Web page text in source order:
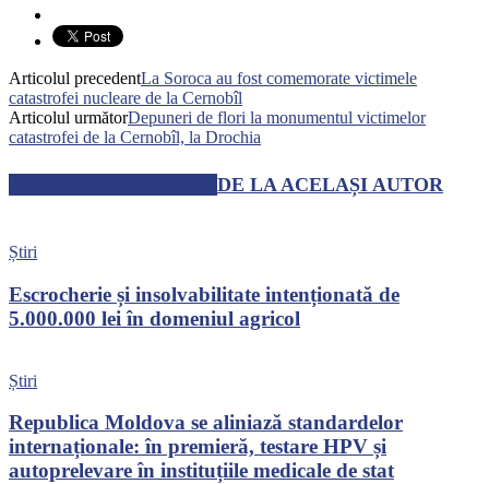
Articolul precedentLa Soroca au fost comemorate victimele
catastrofei nucleare de la Cernobîl
Articolul următorDepuneri de flori la monumentul victimelor
catastrofei de la Cernobîl, la Drochia
DE LA ACELAȘI AUTOR
Știri
Escrocherie și insolvabilitate intenționată de
5.000.000 lei în domeniul agricol
Știri
Republica Moldova se aliniază standardelor
internaționale: în premieră, testare HPV și
autoprelevare în instituțiile medicale de stat